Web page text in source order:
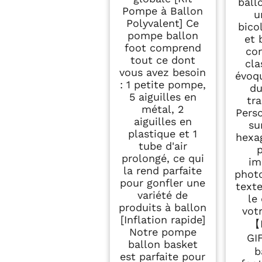
Pompe à Ballon
Polyvalent] Ce
pompe ballon
foot comprend
tout ce dont
vous avez besoin
: 1 petite pompe,
5 aiguilles en
métal, 2
aiguilles en
plastique et 1
tube d'air
prolongé, ce qui
la rend parfaite
pour gonfler une
variété de
produits à ballon
[Inflation rapide]
Notre pompe
ballon basket
est parfaite pour
et
le